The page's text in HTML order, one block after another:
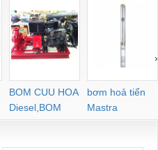
BOM CUU HOA
Diesel,BOM
CHUA CHAY
bơm hoả tiển
Mastra
›